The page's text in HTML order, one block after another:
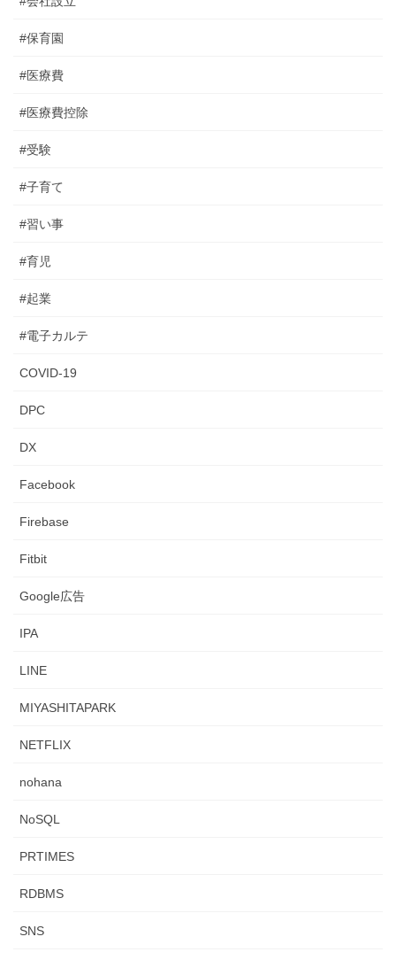
#保育園
#医療費
#医療費控除
#受験
#子育て
#習い事
#育児
#起業
#電子カルテ
COVID-19
DPC
DX
Facebook
Firebase
Fitbit
Google広告
IPA
LINE
MIYASHITAPARK
NETFLIX
nohana
NoSQL
PRTIMES
RDBMS
SNS